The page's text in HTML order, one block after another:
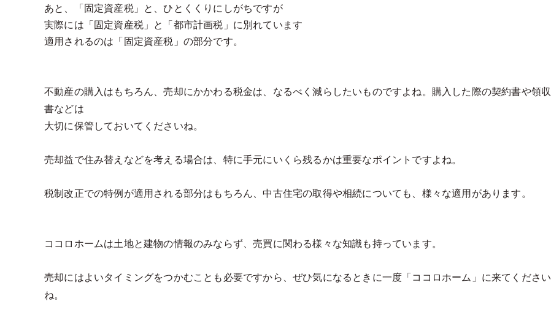
あと、「固定資産税」と、ひとくくりにしがちですが
実際には「固定資産税」と「都市計画税」に別れています
適用されるのは「固定資産税」の部分です。
不動産の購入はもちろん、売却にかかわる税金は、なるべく減らしたいものですよね。購入した際の契約書や領収
書などは
大切に保管しておいてくださいね。
売却益で住み替えなどを考える場合は、特に手元にいくら残るかは重要なポイントですよね。
税制改正での特例が適用される部分はもちろん、中古住宅の取得や相続についても、様々な適用があります。
ココロホームは土地と建物の情報のみならず、売買に関わる様々な知識も持っています。
売却にはよいタイミングをつかむことも必要ですから、ぜひ気になるときに一度「 ココロホーム」に来て ください
ね。